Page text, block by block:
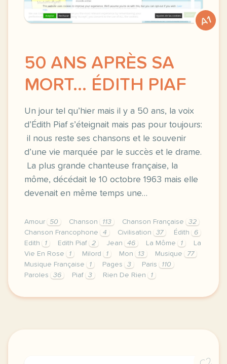
A1
50 ANS APRÈS SA
MORT… ÉDITH PIAF
Un jour tel qu’hier mais il y a 50 ans, la voix
d’Édith Piaf s’éteignait mais pas pour toujours:
il nous reste ses chansons et le souvenir
d’une vie marquée par le succès et le drame.
La plus grande chanteuse française, la
môme, décédait le 10 octobre 1963 mais elle
devenait en même temps une…
Amour 50 Chanson 113 Chanson Française
32
Chanson Francophone
4 Civilisation 37 Édith
6
Edith
1 Edith Piaf 2 Jean 46 La Môme 1
La
Vie En Rose
1 Milord 1 Mon 13 Musique
77
Musique Française
1 Pages 3 Paris
110
Paroles
36 Piaf 3 Rien De Rien 1
image http www escuchar musica espagnola